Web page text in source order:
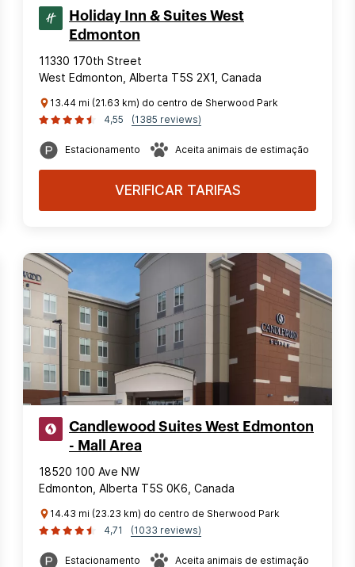
Holiday Inn & Suites West
Edmonton
11330 170th Street
West Edmonton, Alberta T5S 2X1, Canada
13.44 mi (21.63 km) do centro de Sherwood Park
4,55
(1385 reviews)
Estacionamento Aceita animais de estimação
VERIFICAR TARIFAS
Candlewood Suites West Edmonton
- Mall Area
18520 100 Ave NW
Edmonton, Alberta T5S 0K6, Canada
14.43 mi (23.23 km) do centro de Sherwood Park
4,71
(1033 reviews)
Estacionamento Aceita animais de estimação